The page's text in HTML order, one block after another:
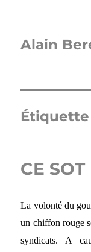
Alain
CE SOT
La volonté du
un chiffon rouge
syndicats. A